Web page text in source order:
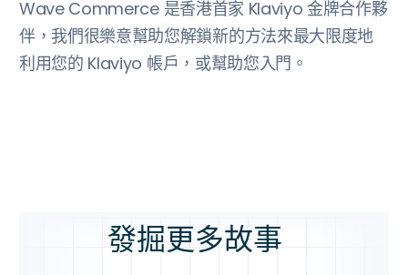
Wave Commerce 是香港首家 Klaviyo 金牌合作夥
伴，我們很樂意幫助您解鎖新的方法來最大限度地
利用您的 Klaviyo 帳戶，或幫助您入門。
發掘更多故事